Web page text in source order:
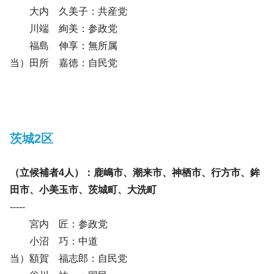
大内 久美子：共産党
川端 絢美：参政党
福島 伸享：無所属
当）田所 嘉徳：自民党
茨城2区
（立候補者4人）：鹿嶋市、潮来市、神栖市、行方市、鉾
田市、小美玉市、茨城町、大洗町
-----
宮内 匠：参政党
小沼 巧：中道
当）額賀 福志郎：自民党